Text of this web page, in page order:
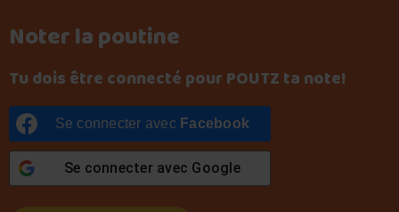
Noter la poutine
Tu dois être connecté pour POUTZ ta note!
Se connecter avec Facebook
Se connecter avec Google